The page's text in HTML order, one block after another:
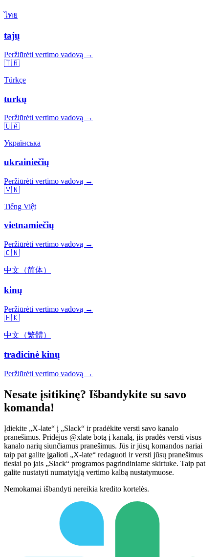
ไทย
tajų
Peržiūrėti vertimo vadovą →
🇹🇷
Türkçe
turkų
Peržiūrėti vertimo vadovą →
🇺🇦
Українська
ukrainiečių
Peržiūrėti vertimo vadovą →
🇻🇳
Tiếng Việt
vietnamiečių
Peržiūrėti vertimo vadovą →
🇨🇳
中文（简体）
kinų
Peržiūrėti vertimo vadovą →
🇭🇰
中文（繁體）
tradicinė kinų
Peržiūrėti vertimo vadovą →
Nesate įsitikinę? Išbandykite su savo
komanda!
Įdiekite „X-late“ į „Slack“ ir pradėkite versti savo kanalo
pranešimus. Pridėjus @xlate botą į kanalą, jis pradės versti visus
kanalo narių siunčiamus pranešimus. Jūs ir jūsų komandos nariai
taip pat galite įgalioti „X-late“ redaguoti ir versti jūsų pranešimus
tiesiai po jais „Slack“ programos pagrindiniame skirtuke. Taip pat
galite nustatyti numatytąją vertimo kalbą nustatymuose.
Nemokamai išbandyti nereikia kredito kortelės.